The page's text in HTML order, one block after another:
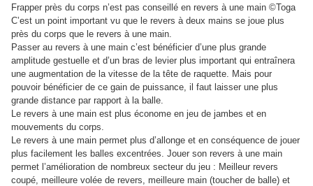
Frapper près du corps n’est pas conseillé en revers à une main ©Toga
C’est un point important vu que le revers à deux mains se joue plus
près du corps que le revers à une main.
Passer au revers à une main c’est bénéficier d’une plus grande
amplitude gestuelle et d’un bras de levier plus important qui entraînera
une augmentation de la vitesse de la tête de raquette. Mais pour
pouvoir bénéficier de ce gain de puissance, il faut laisser une plus
grande distance par rapport à la balle.
Le revers à une main est plus économe en jeu de jambes et en
mouvements du corps.
Le revers à une main permet plus d’allonge et en conséquence de jouer
plus facilement les balles excentrées. Jouer son revers à une main
permet l’amélioration de nombreux secteur du jeu : Meilleur revers
coupé, meilleure volée de revers, meilleure main (toucher de balle) et